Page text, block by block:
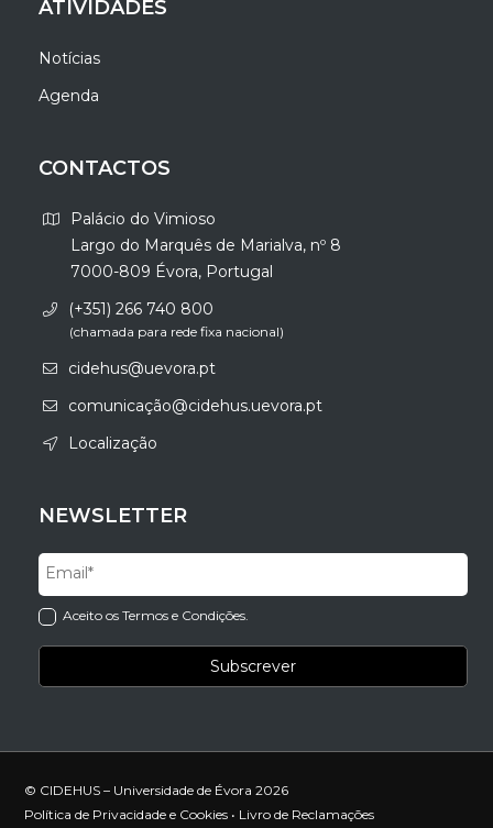
ATIVIDADES
Notícias
Agenda
CONTACTOS
Palácio do Vimioso
Largo do Marquês de Marialva, nº 8
7000-809 Évora, Portugal
(+351) 266 740 800
(chamada para rede fixa nacional)
cidehus@uevora.pt
comunicação@cidehus.uevora.pt
Localização
NEWSLETTER
Aceito os Termos e Condições.
© CIDEHUS – Universidade de Évora 2026
Política de Privacidade e Cookies • Livro de Reclamações